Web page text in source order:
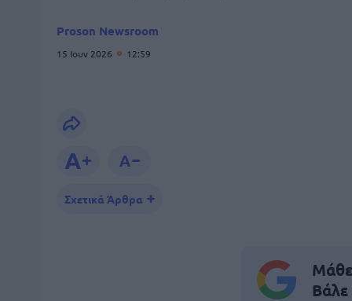
Proson Newsroom
15 Ιουν 2026 12:59
Σχετικά Άρθρα
Μάθε